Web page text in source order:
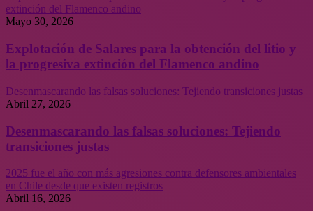
extinción del Flamenco andino
Mayo 30, 2026
Explotación de Salares para la obtención del litio y
la progresiva extinción del Flamenco andino
Desenmascarando las falsas soluciones: Tejiendo transiciones justas
Abril 27, 2026
Desenmascarando las falsas soluciones: Tejiendo
transiciones justas
2025 fue el año con más agresiones contra defensores ambientales
en Chile desde que existen registros
Abril 16, 2026